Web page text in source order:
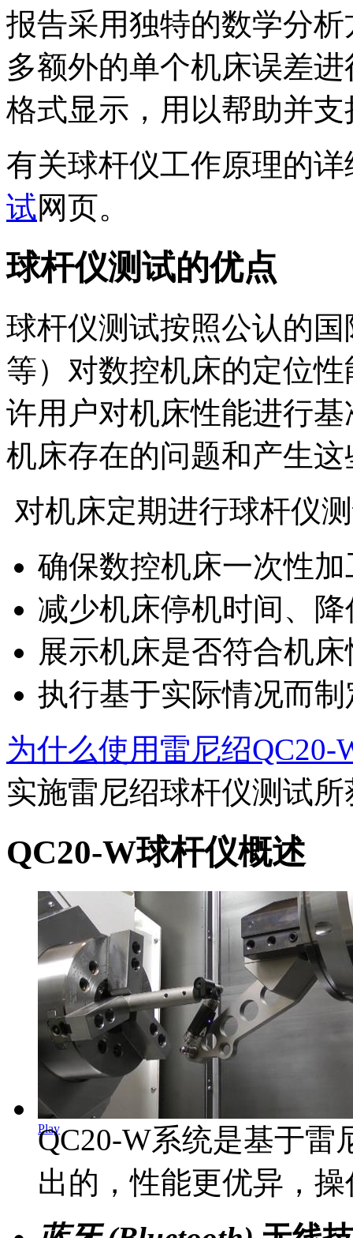
报告采用独特的数学分
多额外的单个机床误差
格式显示，用以帮助并
有关球杆仪工作原理的
试网页。
球杆仪测试的优点
球杆仪测试按照公认的
等）对数控机床的定位
许用户对机床性能进行
机床存在的问题和产生
对机床定期进行球杆仪
确保数控机床一次性
减少机床停机时间、
展示机床是否符合机
执行基于实际情况而
为什么使用雷尼绍QC20-
实施雷尼绍球杆仪测试
QC20-W球杆仪概述
Play
QC20-W系统是基于雷
出的，性能更优异，